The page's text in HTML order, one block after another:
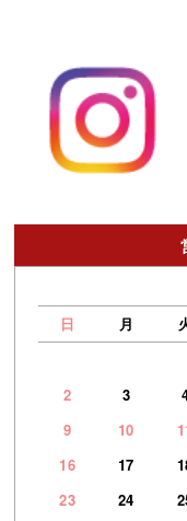
日
月
2
3
9
10
16
17
23
24